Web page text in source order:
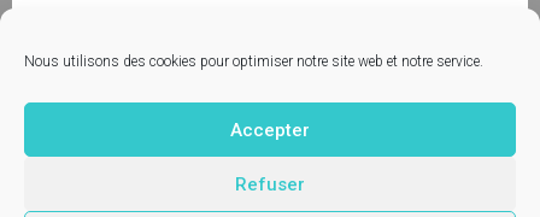
Nous utilisons des cookies pour optimiser notre site web et notre service.
Accepter
Refuser
© Vetup - logiciel vétérinaire